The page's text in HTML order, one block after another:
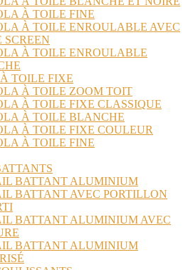
À TOILE FINE
À TOILE ENROULABLE AVEC
SCREEN
À TOILE ENROULABLE
TOILE FIXE
À TOILE ZOOM TOIT
À TOILE FIXE CLASSIQUE
À TOILE BLANCHE
À TOILE FIXE COULEUR
À TOILE FINE
BATTANT ALUMINIUM
BATTANT AVEC PORTILLON
BATTANT ALUMINIUM AVEC
BATTANT ALUMINIUM